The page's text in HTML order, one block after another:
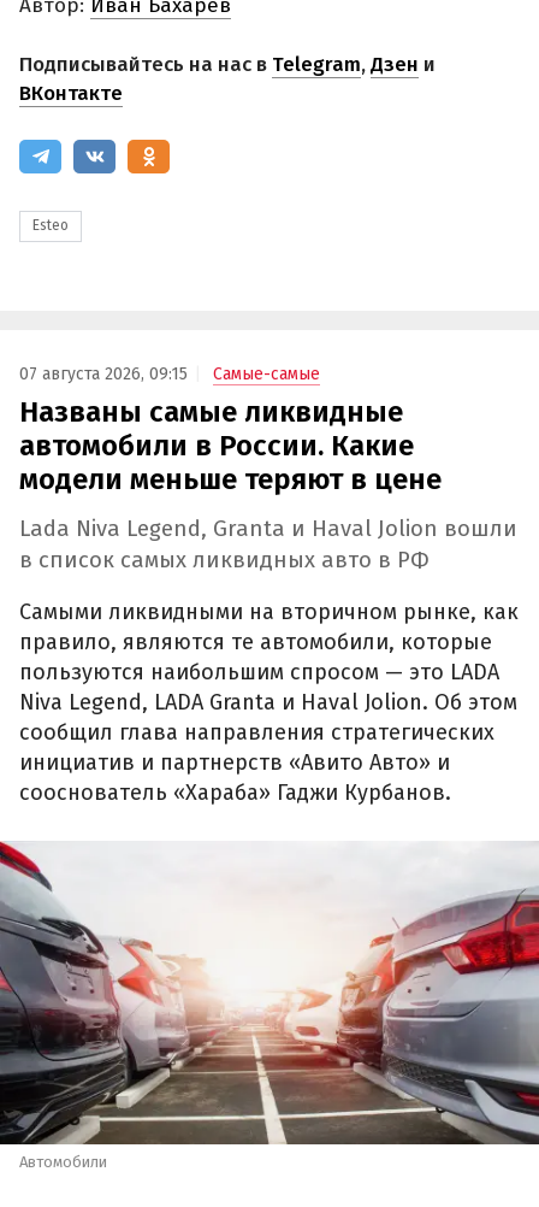
Подписывайтесь на нас в Telegram,Дзен и
ВКонтакте
Esteo
07 августа 2026, 09:15 Самые-самые
Названы самые ликвидные
автомобили в России. Какие
модели меньше теряют в цене
Lada Niva Legend, Granta и Haval Jolion вошли
в список самых ликвидных авто в РФ
Самыми ликвидными на вторичном рынке, как
правило, являются те автомобили, которые
пользуются наибольшим спросом — это LADA
Niva Legend, LADA Granta и Haval Jolion. Об этом
сообщил глава направления стратегических
инициатив и партнерств «Авито Авто» и
сооснователь «Хараба» Гаджи Курбанов.
Автомобили